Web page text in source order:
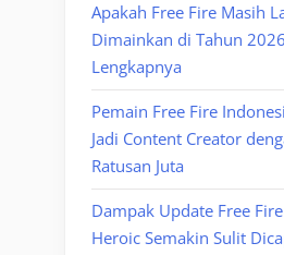
Apakah Free Fire Masih
Dimainkan di Tahun
Lengkapnya
Pemain Free Fire
Jadi Content Creator
Ratusan Juta
Dampak Update Free
Heroic Semakin Sulit